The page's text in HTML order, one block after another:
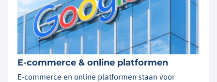
E-commerce & online platformen
E-commerce en online platformen staan voor